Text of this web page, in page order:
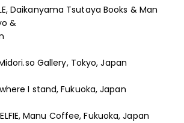
Daikanyama Tsutaya Books & Man
&
Midori.so Gallery, Tokyo, Japan
I stand, Fukuoka, Japan
Manu Coffee, Fukuoka, Japan